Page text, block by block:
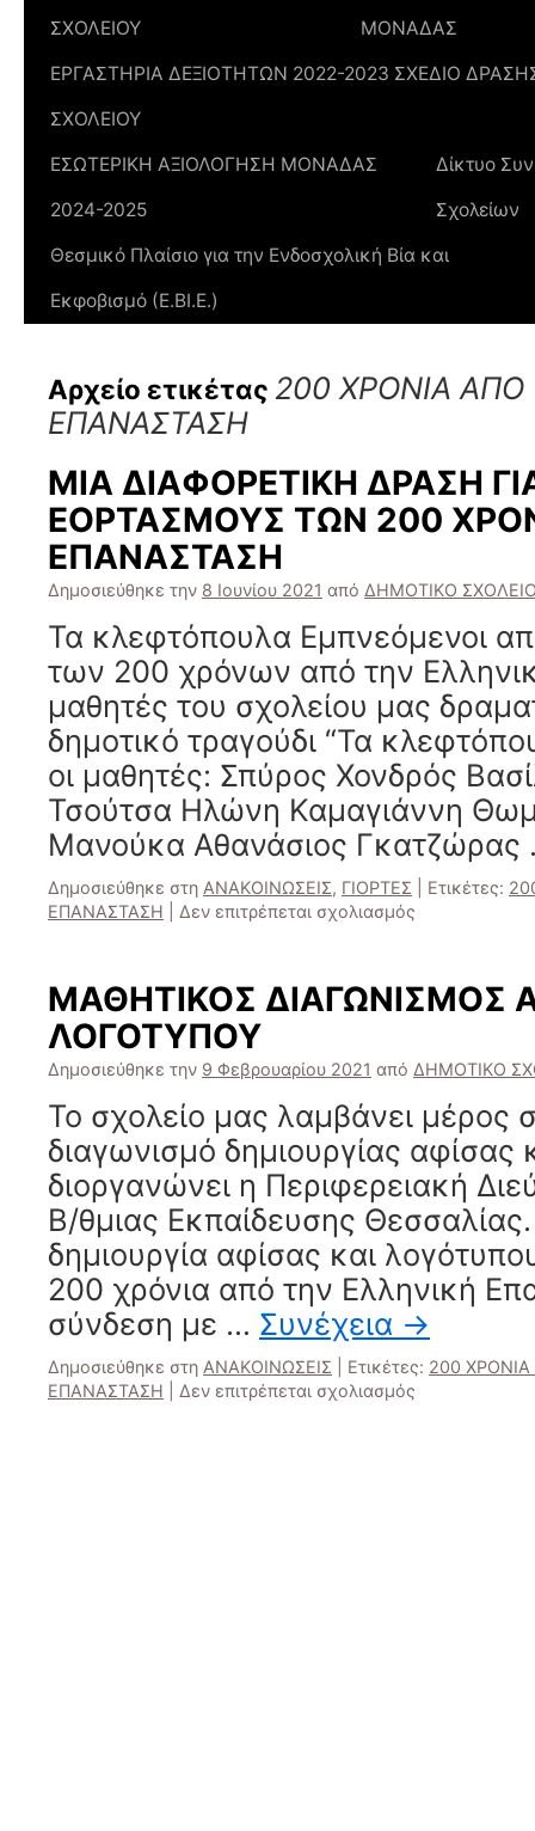
ΣΧΟΛΕΙΟΥ
ΜΟΝΑΔΑΣ
ΕΡΓΑΣΤΗΡΙΑ ΔΕΞΙΟΤΗΤΩΝ 2022-2023 ΣΧΕΔΙΟ
ΣΧΟΛΕΙΟΥ
ΕΣΩΤΕΡΙΚΗ ΑΞΙΟΛΟΓΗΣΗ ΜΟΝΑΔΑΣ
2024-2025
Δίκτυο
Σχολείων
Θεσμικό Πλαίσιο για την Ενδοσχολική Βία και
Εκφοβισμό (Ε.ΒΙ.Ε.)
Αρχείο ετικέτας 200 ΧΡΟΝΙΑ
ΕΠΑΝΑΣΤΑΣΗ
ΜΙΑ ΔΙΑΦΟΡΕΤΙΚΗ ΔΡΑΣΗ
ΕΟΡΤΑΣΜΟΥΣ ΤΩΝ 200
ΕΠΑΝΑΣΤΑΣΗ
Δημοσιεύθηκε την 8 Ιουνίου 2021 από ΔΗΜΟΤΙΚΟ
Τα κλεφτόπουλα Εμπνεόμενοι
των 200 χρόνων από την
μαθητές του σχολείου μας
δημοτικό τραγούδι “Τα
οι μαθητές: Σπύρος Χονδρός
Τσούτσα Ηλώνη Καμαγιάννη
Μανούκα Αθανάσιος
Δημοσιεύθηκε στη ΑΝΑΚΟΙΝΩΣΕΙΣ, ΓΙΟΡΤΕΣ Ετικέτες:
ΕΠΑΝΑΣΤΑΣΗ
Δεν επιτρέπεται σχολιασμός
ΔΡΑΣΗ
ΓΙΑ
ΤΩΝ
ΧΡΟΝΩΝ
ΑΠΟ
ΤΗΝ
ΕΠΑΝΑΣΤΑΣΗ
ΜΑΘΗΤΙΚΟΣ ΔΙΑΓΩΝΙΣΜΟΣ
ΛΟΓΟΤΥΠΟΥ
Δημοσιεύθηκε την 9 Φεβρουαρίου 2021 από ΔΗΜΟΤΙΚΟ
Το σχολείο μας λαμβάνει μέρος
διαγωνισμό δημιουργίας αφίσας
διοργανώνει η Περιφερειακή
Β/θμιας Εκπαίδευσης
δημιουργία αφίσας και
200 χρόνια από την Ελληνική
σύνδεση με … Συνέχεια →
Δημοσιεύθηκε στη ΑΝΑΚΟΙΝΩΣΕΙΣ Ετικέτες: 200
ΕΠΑΝΑΣΤΑΣΗ
Δεν επιτρέπεται σχολιασμός